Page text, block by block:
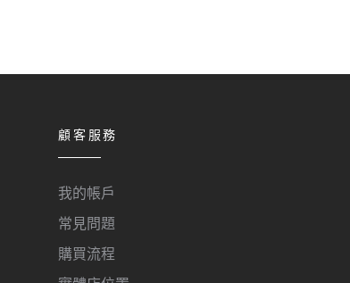
顧客服務
我的帳戶
常見問題
購買流程